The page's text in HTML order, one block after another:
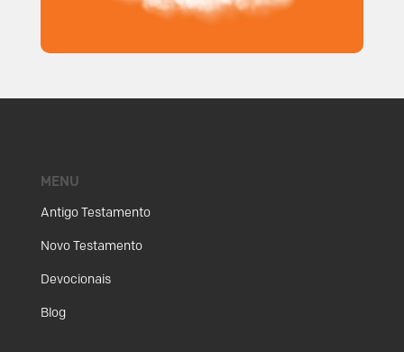
MENU
Antigo Testamento
Novo Testamento
Devocionais
Blog